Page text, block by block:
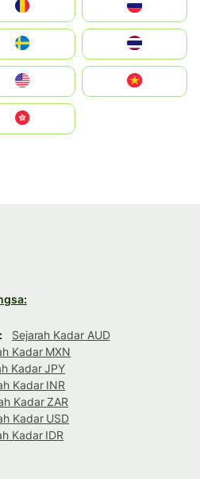
Sejarah Kadar AUD
Kadar MXN
Kadar JPY
Kadar INR
Kadar ZAR
Kadar USD
Kadar IDR